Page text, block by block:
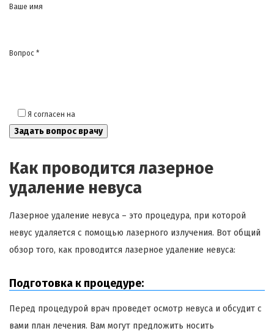
Ваше имя
Вопрос *
Я согласен на
Как проводится лазерное
удаление невуса
Лазерное удаление невуса – это процедура, при которой
невус удаляется с помощью лазерного излучения. Вот общий
обзор того, как проводится лазерное удаление невуса:
Подготовка к процедуре:
Перед процедурой врач проведет осмотр невуса и обсудит с
вами план лечения. Вам могут предложить носить